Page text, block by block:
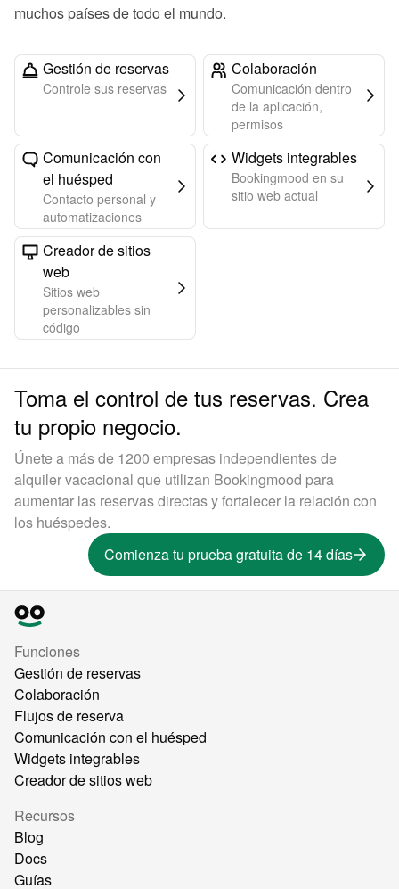
muchos países de todo el mundo.
Gestión de reservas
Controle sus reservas
Colaboración
Comunicación dentro
de la aplicación,
permisos
Comunicación con
el huésped
Contacto personal y
automatizaciones
Widgets integrables
Bookingmood en su
sitio web actual
Creador de sitios
web
Sitios web
personalizables sin
código
Toma el control de tus reservas. Crea
tu propio negocio.
Únete a más de 1200 empresas independientes de
alquiler vacacional que utilizan Bookingmood para
aumentar las reservas directas y fortalecer la relación con
los huéspedes.
Comienza tu prueba gratuita de 14 días
Funciones
Gestión de reservas
Colaboración
Flujos de reserva
Comunicación con el huésped
Widgets integrables
Creador de sitios web
Recursos
Blog
Docs
Guías